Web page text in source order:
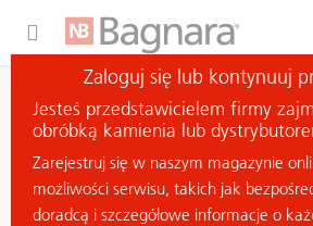
szukaj materiału
Nowości
Zaloguj się lub kontynuuj
Jesteś przedstawicielem firmy
obróbką kamienia lub
Zarejestruj się w naszym magazynie
możliwości serwisu, takich jak
doradcą i szczegółowe informacje o